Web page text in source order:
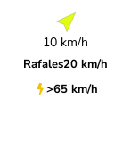
10 km/h
Rafales20 km/h
>65 km/h